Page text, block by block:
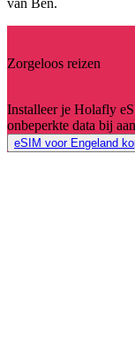
Zorgeloos reizen
Installeer je Holafly
onbeperkte data bij
eSIM voor Engeland